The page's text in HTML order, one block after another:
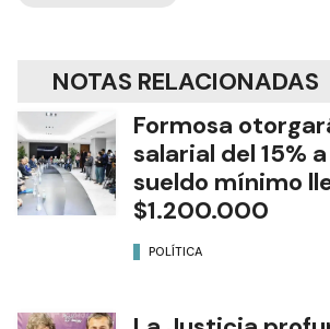
NOTAS RELACIONADAS
Formosa
salarial del 15%
sueldo mínimo
$1.200.000
POLÍTICA